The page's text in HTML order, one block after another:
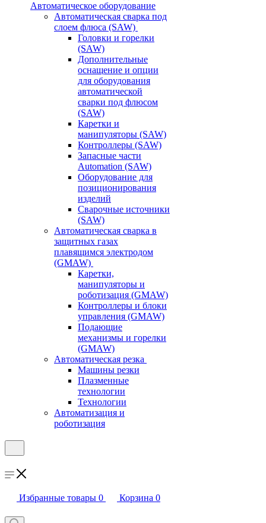
Автоматическое оборудование
Автоматическая сварка под
слоем флюса (SAW)
Головки и горелки
(SAW)
Дополнительные
оснащение и опции
для оборудования
автоматической
сварки под флюсом
(SAW)
Каретки и
манипуляторы (SAW)
Контроллеры (SAW)
Запасные части
Automation (SAW)
Оборудование для
позиционирования
изделий
Сварочные источники
(SAW)
Автоматическая сварка в
защитных газах
плавящимся электродом
(GMAW)
Каретки,
манипуляторы и
роботизация (GMAW)
Контроллеры и блоки
управления (GMAW)
Подающие
механизмы и горелки
(GMAW)
Автоматическая резка
Машины резки
Плазменные
технологии
Технологии
Автоматизация и
роботизация
Избранные товары 0 Корзина 0